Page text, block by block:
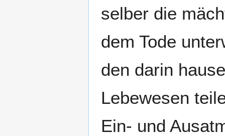
selber die
dem Tode
den darin
Lebewesen
Ein- und